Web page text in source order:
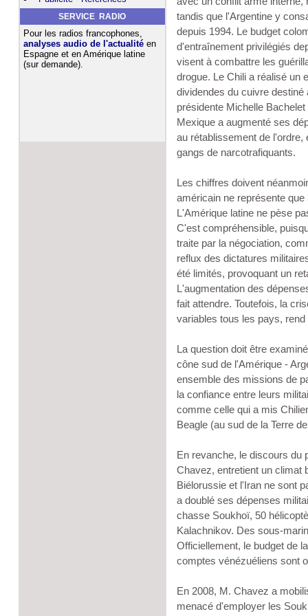
tandis que l'Argentine y
depuis 1994. Le budget
d'entraînement privilégiés
visent à combattre les
drogue. Le Chili a réalisé un
dividendes du cuivre
présidente Michelle
Mexique a augmenté ses
au rétablissement de l'ordre,
gangs de narcotrafiquants.
Les chiffres doivent
américain ne représente
L'Amérique latine ne pèse
C'est compréhensible,
traite par la négociation,
reflux des dictatures
été limités, provoquant un
L'augmentation des
fait attendre. Toutefois, la
variables tous les pays,
La question doit être
cône sud de l'Amérique -
ensemble des missions de
la confiance entre leurs
comme celle qui a mis
Beagle (au sud de la Terre
En revanche, le discours du
Chavez, entretient un climat
Biélorussie et l'Iran ne sont
a doublé ses dépenses
chasse Soukhoï, 50
Kalachnikov. Des sous-
Officiellement, le budget de
comptes vénézuéliens sont
En 2008, M. Chavez a
menacé d'employer les
SERVICE RADIO
Pour les radios francophones,
analyses audio de l'actualitéen
Espagne et en Amérique latine
(sur demande).